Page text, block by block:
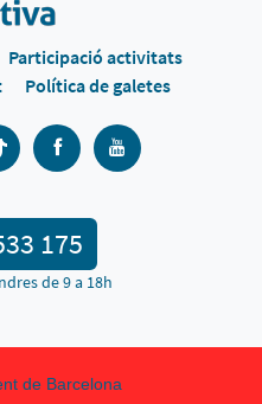
Participació activitats
Política de galetes
175
de 9 a 18h